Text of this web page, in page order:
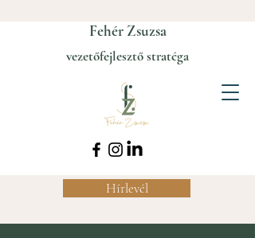
Fehér Zsuzsa
vezetőfejlesztő stratéga
Hírlevél